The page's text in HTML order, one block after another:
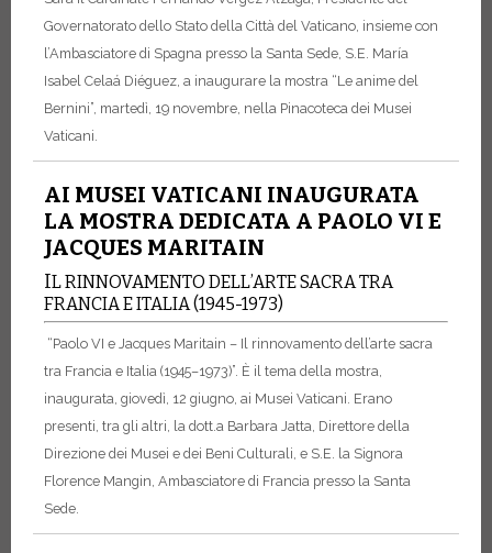
Governatorato dello Stato della Città del Vaticano, insieme con
l’Ambasciatore di Spagna presso la Santa Sede, S.E. María
Isabel Celaá Diéguez, a inaugurare la mostra “Le anime del
Bernini”, martedì, 19 novembre, nella Pinacoteca dei Musei
Vaticani.
AI MUSEI VATICANI INAUGURATA
LA MOSTRA DEDICATA A PAOLO VI E
JACQUES MARITAIN
IL RINNOVAMENTO DELL’ARTE SACRA TRA
FRANCIA E ITALIA (1945-1973)
“Paolo VI e Jacques Maritain – Il rinnovamento dell’arte sacra
tra Francia e Italia (1945–1973)”. È il tema della mostra,
inaugurata, giovedì, 12 giugno, ai Musei Vaticani. Erano
presenti, tra gli altri, la dott.a Barbara Jatta, Direttore della
Direzione dei Musei e dei Beni Culturali, e S.E. la Signora
Florence Mangin, Ambasciatore di Francia presso la Santa
Sede.